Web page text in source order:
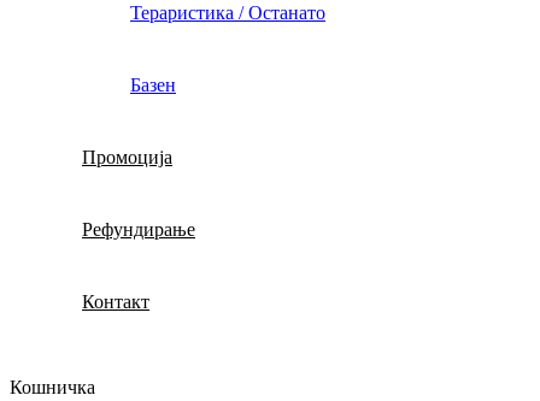
Тераристика / Останато
Базен
Промоција
Рефундирање
Контакт
Кошничка